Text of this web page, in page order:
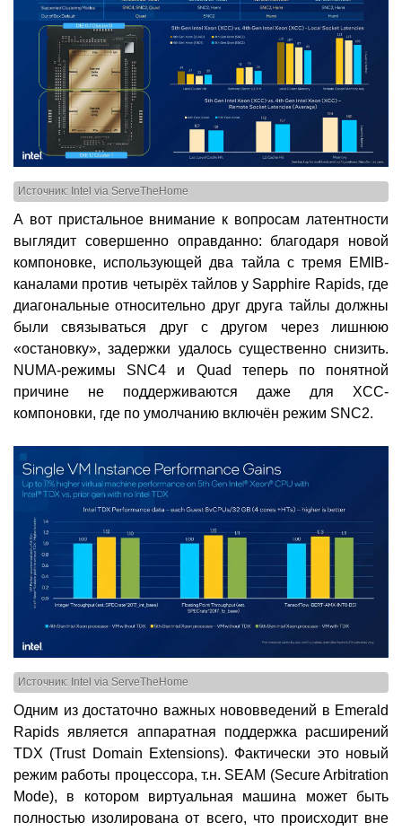
Источник: Intel via ServeTheHome
А вот пристальное внимание к вопросам латентности
выглядит совершенно оправданно: благодаря новой
компоновке, использующей два тайла с тремя EMIB-
каналами против четырёх тайлов у Sapphire Rapids, где
диагональные относительно друг друга тайлы должны
были связываться друг с другом через лишнюю
«остановку», задержки удалось существенно снизить.
NUMA-режимы SNC4 и Quad теперь по понятной
причине не поддерживаются даже для XCC-
компоновки, где по умолчанию включён режим SNC2.
Источник: Intel via ServeTheHome
Одним из достаточно важных нововведений в Emerald
Rapids является аппаратная поддержка расширений
TDX (Trust Domain Extensions). Фактически это новый
режим работы процессора, т.н. SEAM (Secure Arbitration
Mode), в котором виртуальная машина может быть
полностью изолирована от всего, что происходит вне